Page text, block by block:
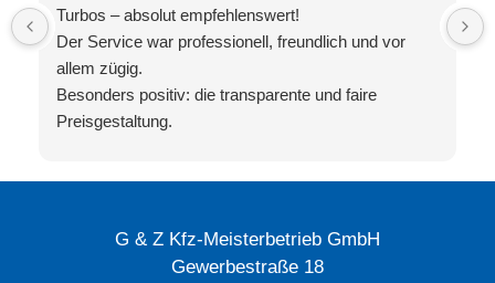
Turbos – absolut empfehlenswert!
Der Service war professionell, freundlich und vor
allem zügig.
Besonders positiv: die transparente und faire
Preisgestaltung.
G & Z Kfz-Meisterbetrieb GmbH
Gewerbestraße 18